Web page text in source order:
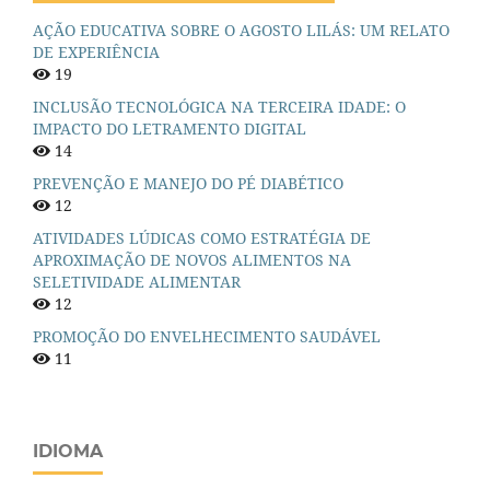
AÇÃO EDUCATIVA SOBRE O AGOSTO LILÁS: UM RELATO
DE EXPERIÊNCIA
19
INCLUSÃO TECNOLÓGICA NA TERCEIRA IDADE: O
IMPACTO DO LETRAMENTO DIGITAL
14
PREVENÇÃO E MANEJO DO PÉ DIABÉTICO
12
ATIVIDADES LÚDICAS COMO ESTRATÉGIA DE
APROXIMAÇÃO DE NOVOS ALIMENTOS NA
SELETIVIDADE ALIMENTAR
12
PROMOÇÃO DO ENVELHECIMENTO SAUDÁVEL
11
IDIOMA